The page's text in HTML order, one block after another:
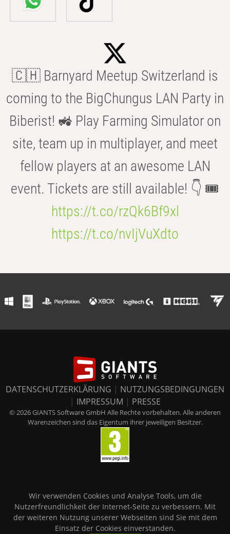
🇨🇭 Barnyard Meetup Switzerland is
coming to the BigChungus LAN Party in
Biberist! 🚜 Play Farming Simulator on
site, team up in multiplayer, and meet
fellow players at an awesome LAN
event. Tickets are still available! 👇 🎟️
https://t.co/rzQk6Bf9xl
https://t.co/nvIjVuXdto
DATENSCHUTZERKLÄRUNG | NUTZUNGSBEDINGUNGEN
| IMPRESSUM | PRESSE
© 2026 GIANTS Software GmbH Alle Rechte vorbehalten. Alle anderen
Warenzeichen sind das Eigentum ihrer jeweiligen Besitzer.
Wir verwenden Cookies und Analyse Tools, um die
Nutzerfreundlichkeit der Internet-Seite zu verbessern. Mit
der weiteren Nutzung unserer Webseiten sind Sie mit dem
Einsatz der Cookies einverstanden.